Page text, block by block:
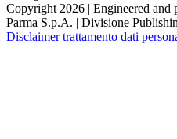
Copyright 2026 | Engineered and
Parma S.p.A. | Divisione
Disclaimer trattamento dati